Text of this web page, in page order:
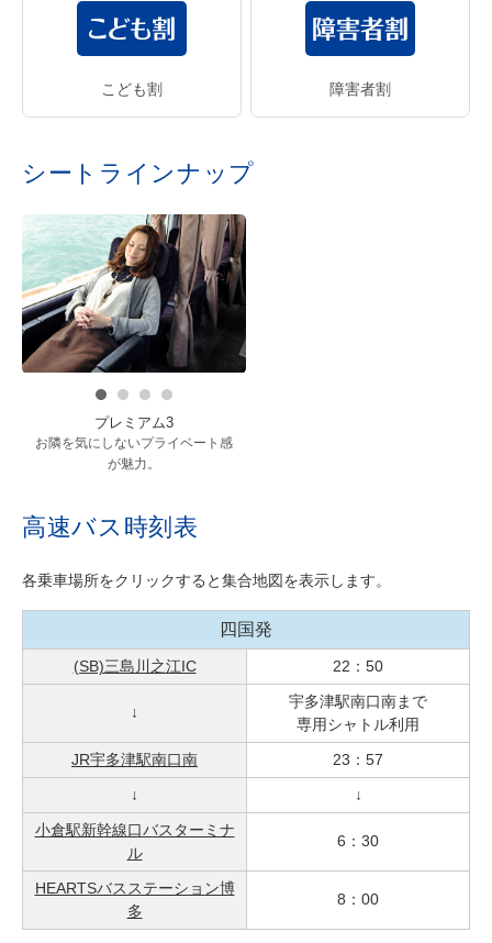
こども割 障害者割
シートラインナップ
プレミアム3
お隣を気にしないプライベート感
が魅力。
高速バス時刻表
各乗車場所をクリックすると集合地図を表示します。
四国発
(SB)三島川之江IC 22：50
↓
宇多津駅南口南まで
専用シャトル利用
JR宇多津駅南口南 23：57
↓ ↓
小倉駅新幹線口バスターミナ
ル
6：30
HEARTSバスステーション博
多
8：00